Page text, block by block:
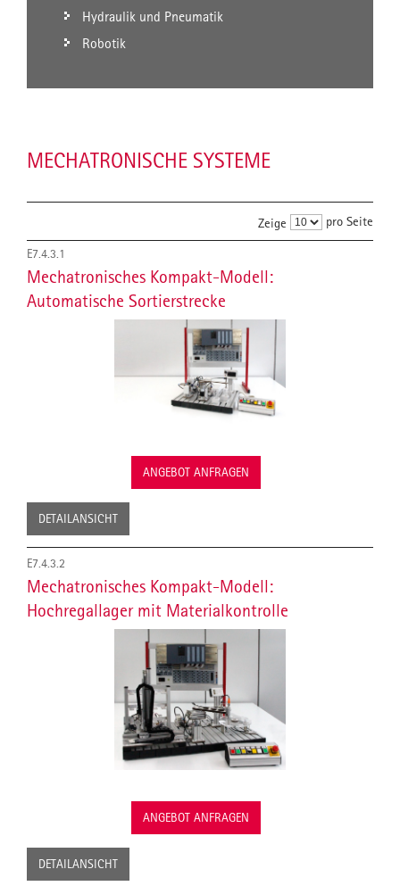
Hydraulik und Pneumatik
Robotik
MECHATRONISCHE SYSTEME
Zeige pro Seite
E7.4.3.1
Mechatronisches Kompakt-Modell:
Automatische Sortierstrecke
ANGEBOT ANFRAGEN
DETAILANSICHT
E7.4.3.2
Mechatronisches Kompakt-Modell:
Hochregallager mit Materialkontrolle
ANGEBOT ANFRAGEN
DETAILANSICHT